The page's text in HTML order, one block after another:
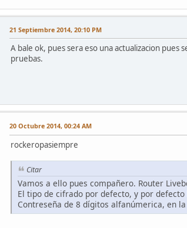
21 Septiembre 2014, 20:10 PM
A bale ok, pues sera eso una actualizacion pues
pruebas.
20 Octubre 2014, 00:24 AM
rockeropasiempre
Citar
Vamos a ello pues compañero. Router
El tipo de cifrado por defecto, y por
Contreseña de 8 dígitos alfanúmerica, en